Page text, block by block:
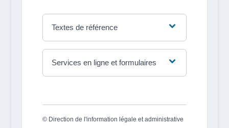
Textes de référence
Services en ligne et formulaires
© Direction de l'information légale et administrative